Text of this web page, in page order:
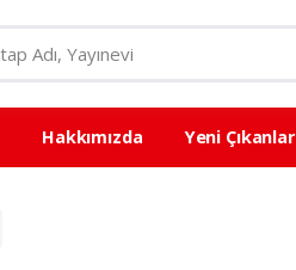
Hakkımızda Yeni Çıkanlar